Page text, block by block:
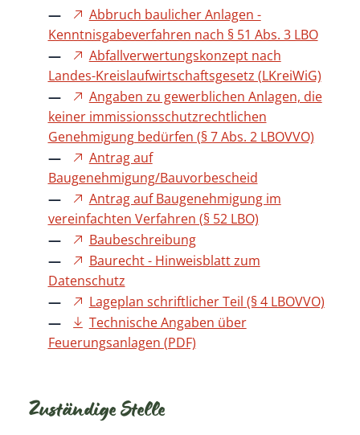
Abbruch baulicher Anlagen -
Kenntnisgabeverfahren nach § 51 Abs. 3 LBO
Abfallverwertungskonzept nach
Landes-Kreislaufwirtschaftsgesetz (LKreiWiG)
Angaben zu gewerblichen Anlagen, die
keiner immissionsschutzrechtlichen
Genehmigung bedürfen (§ 7 Abs. 2 LBOVVO)
Antrag auf
Baugenehmigung/Bauvorbescheid
Antrag auf Baugenehmigung im
vereinfachten Verfahren (§ 52 LBO)
Baubeschreibung
Baurecht - Hinweisblatt zum
Datenschutz
Lageplan schriftlicher Teil (§ 4 LBOVVO)
Technische Angaben über
Feuerungsanlagen (PDF)
Zuständige Stelle